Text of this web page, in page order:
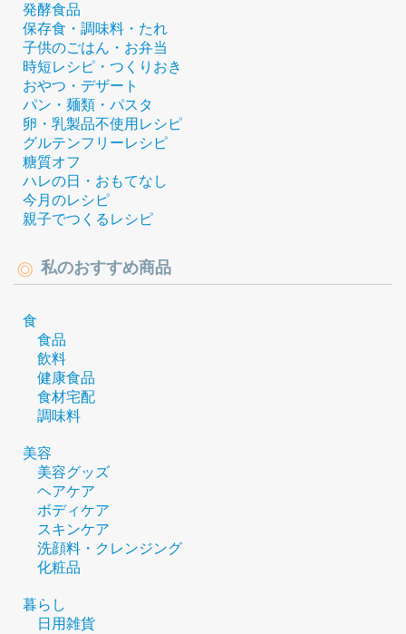
発酵食品
保存食・調味料・たれ
子供のごはん・お弁当
時短レシピ・つくりおき
おやつ・デザート
パン・麺類・パスタ
卵・乳製品不使用レシピ
グルテンフリーレシピ
糖質オフ
ハレの日・おもてなし
今月のレシピ
親子でつくるレシピ
私のおすすめ商品
食
食品
飲料
健康食品
食材宅配
調味料
美容
美容グッズ
ヘアケア
ボディケア
スキンケア
洗顔料・クレンジング
化粧品
暮らし
日用雑貨